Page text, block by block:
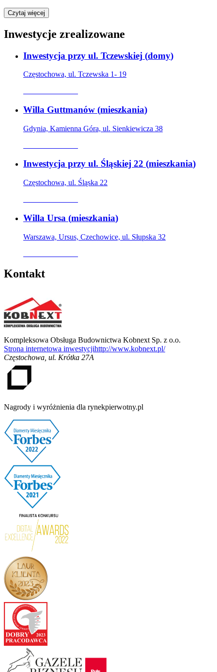
Czytaj więcej
Inwestycje zrealizowane
Inwestycja przy ul. Tczewskiej (domy)
Częstochowa, ul. Tczewska 1- 19
Willa Guttmanów (mieszkania)
Gdynia, Kamienna Góra, ul. Sienkiewicza 38
Inwestycja przy ul. Śląskiej 22 (mieszkania)
Częstochowa, ul. Śląska 22
Willa Ursa (mieszkania)
Warszawa, Ursus, Czechowice, ul. Słupska 32
Kontakt
Kompleksowa Obsługa Budownictwa Kobnext Sp. z o.o.
Strona internetowa inwestycjihttp://www.kobnext.pl/
Częstochowa ul. Krótka 27A
Nagrody i wyróżnienia dla rynekpierwotny.pl